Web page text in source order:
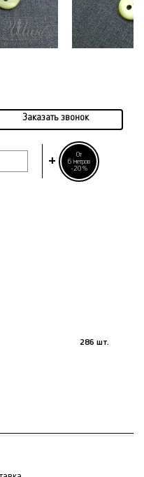
+
От
6 метров
-20%
Заказать звонок
286 шт.